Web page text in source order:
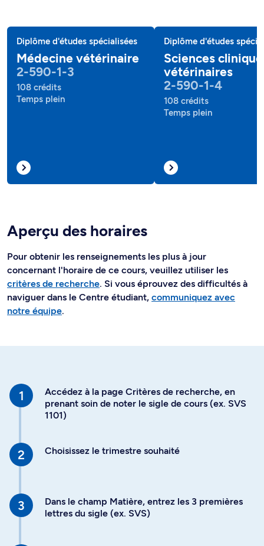
Diplôme d'études spécialisées
Médecine vétérinaire
2-590-1-3
108 crédits
Temps plein
Diplôme d'études
Sciences
vétérinaires
2-590-1-4
108 crédits
Temps plein
Aperçu des horaires
Pour obtenir les renseignements les plus à jour
concernant l'horaire de ce cours, veuillez utiliser les
critères de recherche. Si vous éprouvez des difficultés à
naviguer dans le Centre étudiant, communiquez avec
notre équipe.
Accédez à la page Critères de recherche, en
prenant soin de noter le sigle de cours (ex. SVS
1101)
Choisissez le trimestre souhaité
Dans le champ Matière, entrez les 3 premières
lettres du sigle (ex. SVS)